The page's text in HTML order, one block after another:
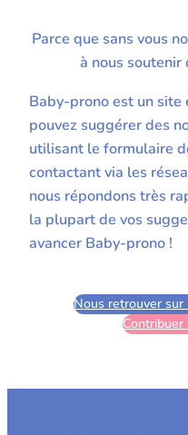
Parce que sans vous
à nous soutenir
Baby-prono est un site
pouvez suggérer des
utilisant le formulaire
contactant via les
nous répondons très
la plupart de vos
avancer Baby-prono !
Nous retrouver sur